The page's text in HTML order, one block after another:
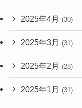
2025年4月 (30)
2025年3月 (31)
2025年2月 (28)
2025年1月 (31)